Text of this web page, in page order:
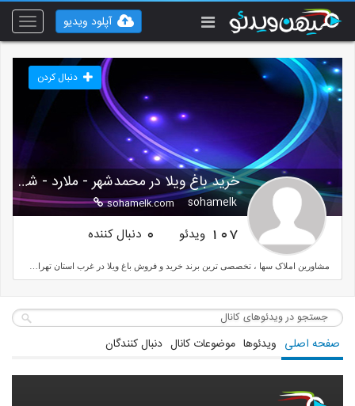
Toggle
آپلود ویدیو
خرید باغ ویلا در محمدشهر - ملارد - شهریار
sohamelk
sohamelk.com
دنبال کردن
107 ویدئو 0 دنبال کننده
صفحه اصلی ویدئوها موضوعات کانال دنبال کنندگان